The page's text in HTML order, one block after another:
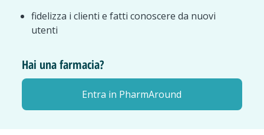
fidelizza i clienti e fatti conoscere da nuovi
utenti
Hai una farmacia?
Entra in PharmAround